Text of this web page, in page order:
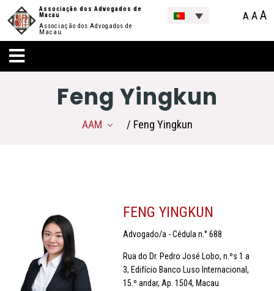
Associação dos Advogados de
Macau
Associação dos Advogados de
Macau
A AA
Feng Yingkun
AAM / Feng Yingkun
FENG YINGKUN
Advogado/a - Cédula n.° 688
Rua do Dr. Pedro José Lobo, n.ºs 1 a
3, Edifício Banco Luso Internacional,
15.º andar, Ap. 1504, Macau